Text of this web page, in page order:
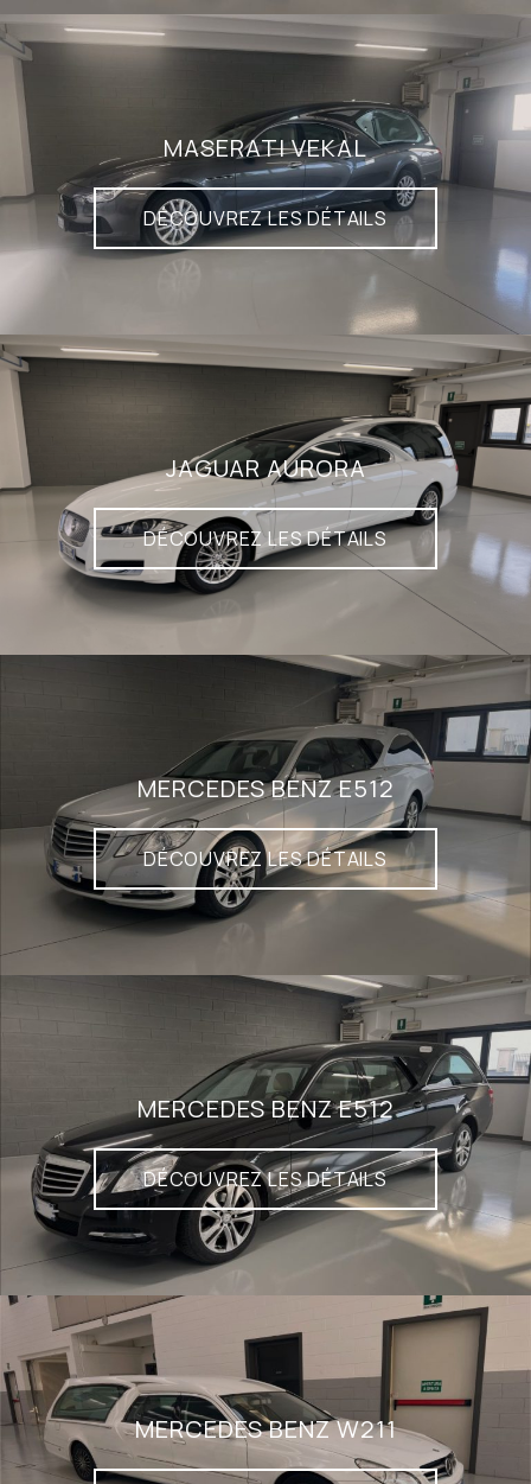
MASERATI VEKAL
DÉCOUVREZ LES DÉTAILS
JAGUAR AURORA
DÉCOUVREZ LES DÉTAILS
MERCEDES BENZ E512
DÉCOUVREZ LES DÉTAILS
MERCEDES BENZ E512
DÉCOUVREZ LES DÉTAILS
MERCEDES BENZ W211